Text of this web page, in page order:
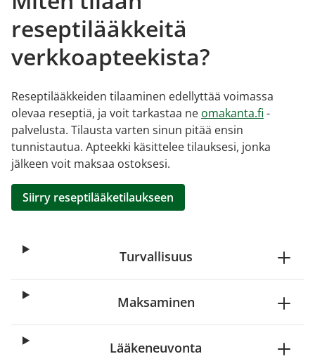
reseptilääkkeitä
verkkoapteekista?
Reseptilääkkeiden tilaaminen edellyttää voimassa
olevaa reseptiä, ja voit tarkastaa ne omakanta.fi -
palvelusta. Tilausta varten sinun pitää ensin
tunnistautua. Apteekki käsittelee tilauksesi, jonka
jälkeen voit maksaa ostoksesi.
Siirry reseptilääketilaukseen
Turvallisuus
Maksaminen
Lääkeneuvonta